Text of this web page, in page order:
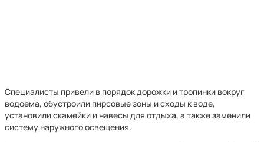
Специалисты привели в порядок дорожки и тропинки вокруг
водоема, обустроили пирсовые зоны и сходы к воде,
установили скамейки и навесы для отдыха, а также заменили
систему наружного освещения.